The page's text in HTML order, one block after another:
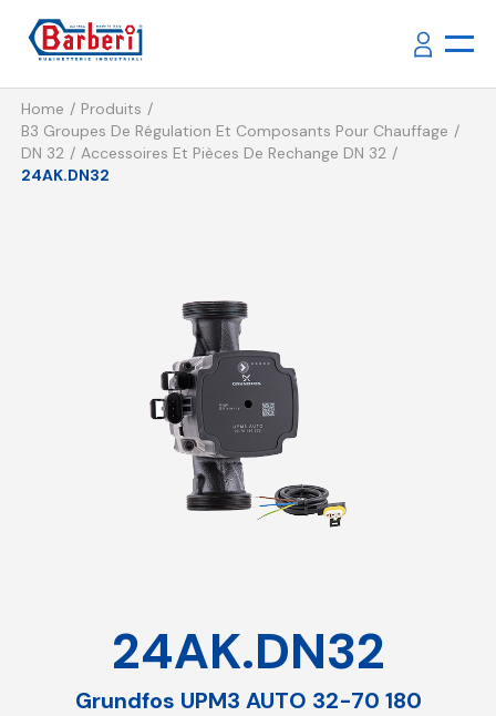
Home
Produits
B3 Groupes De Régulation Et Composants Pour Chauffage
DN 32
Accessoires Et Pièces De Rechange DN 32
24AK.DN32
24AK.DN32
Grundfos UPM3 AUTO 32-70 180